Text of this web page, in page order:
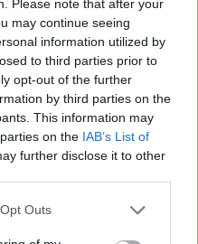
Please note that after your
may continue seeing
information utilized by
to third parties prior to
opt-out of the further
by third parties on the
This information may
on the IAB’s List of
further disclose it to other
Outs
Forcat e Armatosura
vlerësojnë rezultatet e 6-
mujorit të parë: